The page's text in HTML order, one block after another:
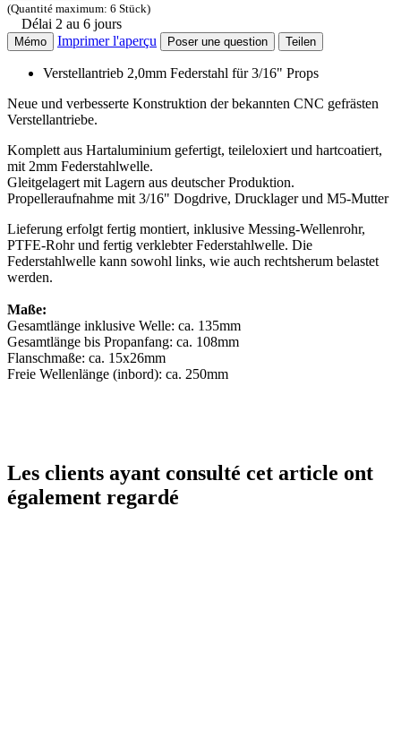
(Quantité maximum: 6 Stück)
Délai 2 au 6 jours
Mémo Imprimer l'aperçu Poser une question Teilen
Verstellantrieb 2,0mm Federstahl für 3/16" Props
Neue und verbesserte Konstruktion der bekannten CNC gefrästen
Verstellantriebe.
Komplett aus Hartaluminium gefertigt, teileloxiert und hartcoatiert,
mit 2mm Federstahlwelle.
Gleitgelagert mit Lagern aus deutscher Produktion.
Propelleraufnahme mit 3/16" Dogdrive, Drucklager und M5-Mutter
Lieferung erfolgt fertig montiert, inklusive Messing-Wellenrohr,
PTFE-Rohr und fertig verklebter Federstahlwelle. Die
Federstahlwelle kann sowohl links, wie auch rechtsherum belastet
werden.
Maße:
Gesamtlänge inklusive Welle: ca. 135mm
Gesamtlänge bis Propanfang: ca. 108mm
Flanschmaße: ca. 15x26mm
Freie Wellenlänge (inbord): ca. 250mm
Les clients ayant consulté cet article ont
également regardé